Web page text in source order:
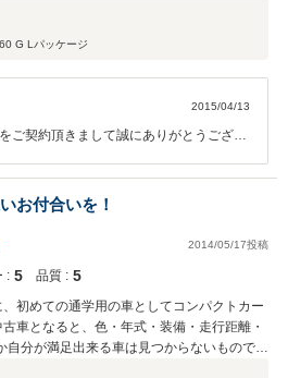
G Lパッケージ
2015/04/13
ビスもお任せください。 今後とも、どう
お付合いを！
2014/05/17投稿
: 5 品質 : 5
初めての通学用の車としてコンパクトカー
車となると、色・年式・装備・走行距離・
自分が満足出来る車は見つからないもので
あったので、お願いして業販にてラビット